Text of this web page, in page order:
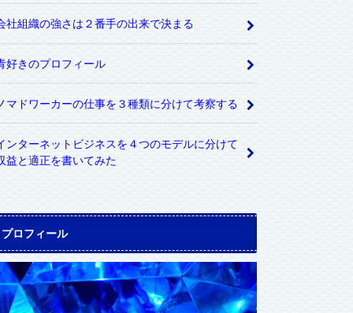
社組織の強さは２番手の出来で決まる
好きのプロフィール
マドワーカーの仕事を３種類に分けて考察する
ンターネットビジネスを４つのモデルに分けて
益と適正を書いてみた
プロフィール